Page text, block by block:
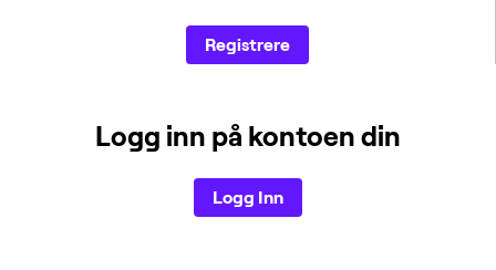
Registrere
Logg inn på kontoen din
Logg Inn